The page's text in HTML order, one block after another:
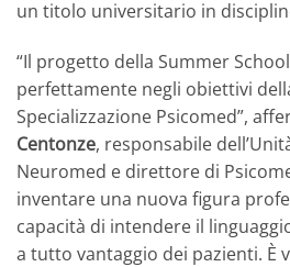
un titolo universitario in
“Il progetto della Summer
perfettamente negli obiettivi
Specializzazione Psicomed”,
Centonze, responsabile
Neuromed e direttore di
inventare una nuova figura
capacità di intendere il
a tutto vantaggio dei pazienti. È